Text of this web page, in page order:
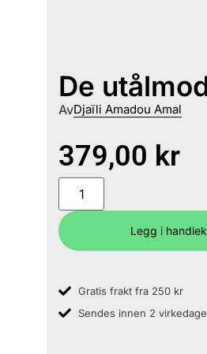
De
AvDjaïli Amadou Amal
379,00 kr
Legg i
Gratis frakt fra 250 kr
Sendes innen 2